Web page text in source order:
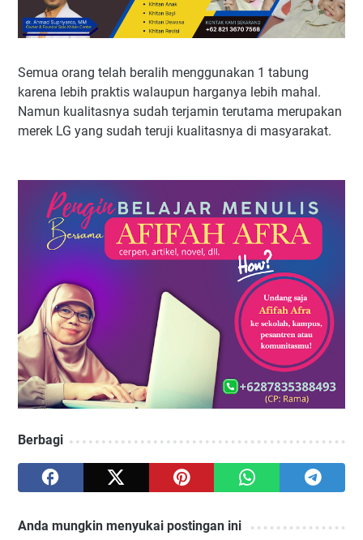
Semua orang telah beralih menggunakan 1 tabung
karena lebih praktis walaupun harganya lebih mahal.
Namun kualitasnya sudah terjamin terutama merupakan
merek LG yang sudah teruji kualitasnya di masyarakat.
Berbagi
Anda mungkin menyukai postingan ini